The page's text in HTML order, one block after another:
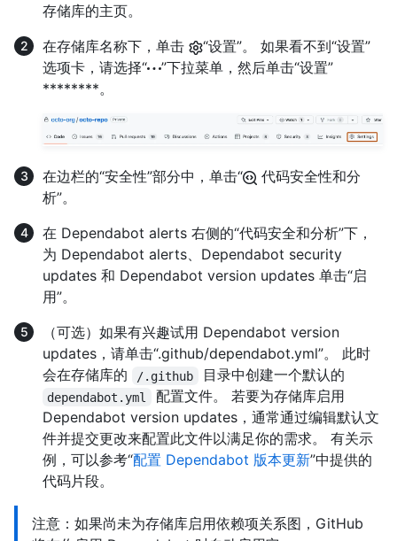
存储库的主页。
在存储库名称下，单击
“设置”。 如果看不到“设置”
选项卡，请选择“
”下拉菜单，然后单击“设置”
********。
在边栏的“安全性”部分中，单击“
代码安全性和分
析”。
在 Dependabot alerts 右侧的“代码安全和分析”下，
为 Dependabot alerts、Dependabot security
updates 和 Dependabot version updates 单击“启
用”。
（可选）如果有兴趣试用 Dependabot version
updates，请单击“.github/dependabot.yml”。 此时
会在存储库的
/.github 目录中创建一个默认的
dependabot.yml
配置文件。 若要为存储库启用
Dependabot version updates，通常通过编辑默认文
件并提交更改来配置此文件以满足你的需求。 有关示
例，可以参考“配置 Dependabot 版本更新”中提供的
代码片段。
注意：如果尚未为存储库启用依赖项关系图，GitHub